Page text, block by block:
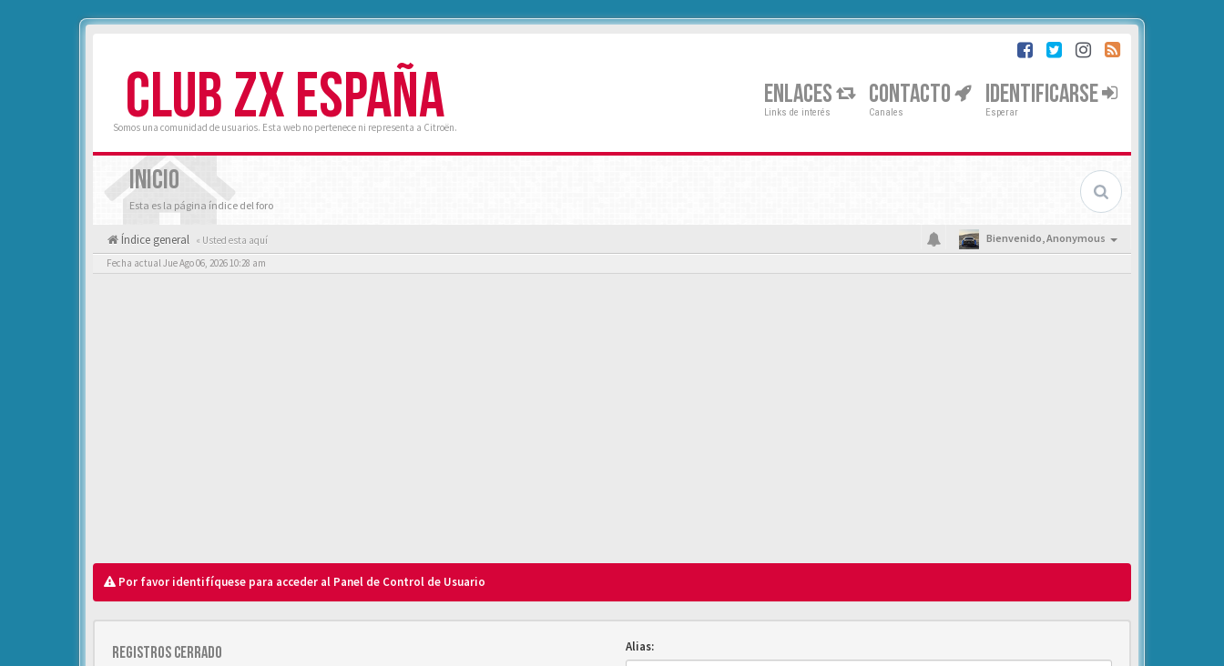
CLUB ZX ESPAÑA
Somos una comunidad de usuarios. Esta web no pertenece ni representa a Citroën.
ENLACES
Links de interés
CONTACTO
Canales
IDENTIFICARSE
Esperar
INICIO
Esta es la página índice del foro
Índice general « Usted esta aquí Bienvenido,Anonymous
Fecha actual Jue Ago 06, 2026 10:28 am
Por favor identifíquese para acceder al Panel de Control de Usuario
Registros cerrado Alias: